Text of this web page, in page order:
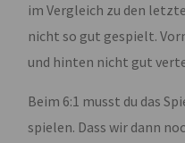
im Vergleich zu den
nicht so gut gespielt.
und hinten nicht gut
Beim 6:1 musst du das
spielen. Dass wir dann